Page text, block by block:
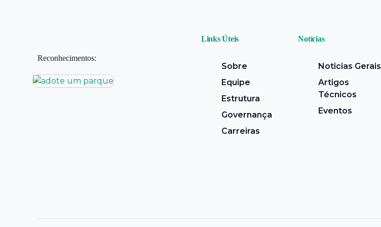
Reconhecimentos:
Links Úteis
Sobre
Equipe
Estrutura
Governança
Carreiras
Notícias
Noticias Gerais
Artigos
Técnicos
Eventos